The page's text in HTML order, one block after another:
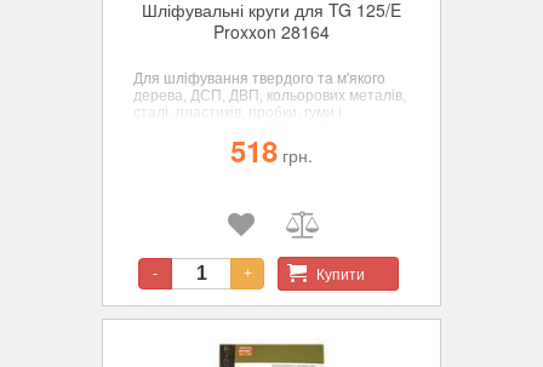
Шліфувальні круги для TG 125/E
Proxxon 28164
Для шліфування твердого та м'якого
дерева, ДСП, ДВП, кольорових металів,
сталі, пластиків, пробки, гуми і
518 грн.
- + Купити